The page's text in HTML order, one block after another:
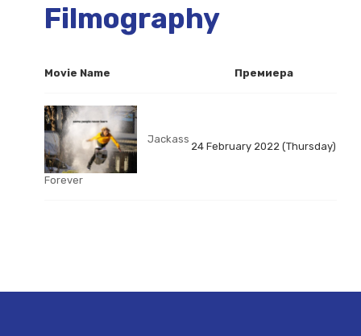
Filmography
Movie Name Премиера
Jackass
Forever
24 February 2022 (Thursday)